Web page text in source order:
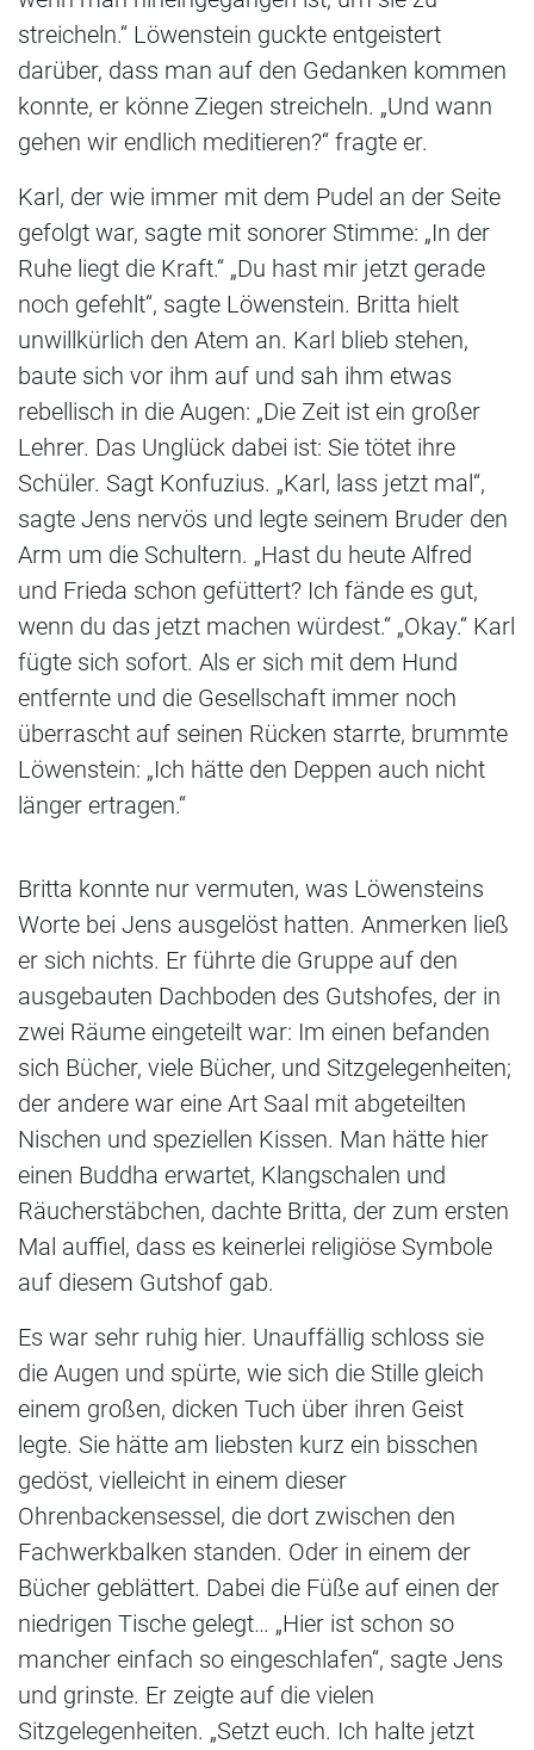
streicheln.“ Löwenstein guckte entgeistert
darüber, dass man auf den Gedanken kommen
konnte, er könne Ziegen streicheln. „Und wann
gehen wir endlich meditieren?“ fragte er.
Karl, der wie immer mit dem Pudel an der Seite
gefolgt war, sagte mit sonorer Stimme: „In der
Ruhe liegt die Kraft.“ „Du hast mir jetzt gerade
noch gefehlt“, sagte Löwenstein. Britta hielt
unwillkürlich den Atem an. Karl blieb stehen,
baute sich vor ihm auf und sah ihm etwas
rebellisch in die Augen: „Die Zeit ist ein großer
Lehrer. Das Unglück dabei ist: Sie tötet ihre
Schüler. Sagt Konfuzius. „Karl, lass jetzt mal“,
sagte Jens nervös und legte seinem Bruder den
Arm um die Schultern. „Hast du heute Alfred
und Frieda schon gefüttert? Ich fände es gut,
wenn du das jetzt machen würdest.“ „Okay.“ Karl
fügte sich sofort. Als er sich mit dem Hund
entfernte und die Gesellschaft immer noch
überrascht auf seinen Rücken starrte, brummte
Löwenstein: „Ich hätte den Deppen auch nicht
länger ertragen.“
Britta konnte nur vermuten, was Löwensteins
Worte bei Jens ausgelöst hatten. Anmerken ließ
er sich nichts. Er führte die Gruppe auf den
ausgebauten Dachboden des Gutshofes, der in
zwei Räume eingeteilt war: Im einen befanden
sich Bücher, viele Bücher, und Sitzgelegenheiten;
der andere war eine Art Saal mit abgeteilten
Nischen und speziellen Kissen. Man hätte hier
einen Buddha erwartet, Klangschalen und
Räucherstäbchen, dachte Britta, der zum ersten
Mal auffiel, dass es keinerlei religiöse Symbole
auf diesem Gutshof gab.
Es war sehr ruhig hier. Unauffällig schloss sie
die Augen und spürte, wie sich die Stille gleich
einem großen, dicken Tuch über ihren Geist
legte. Sie hätte am liebsten kurz ein bisschen
gedöst, vielleicht in einem dieser
Ohrenbackensessel, die dort zwischen den
Fachwerkbalken standen. Oder in einem der
Bücher geblättert. Dabei die Füße auf einen der
niedrigen Tische gelegt… „Hier ist schon so
mancher einfach so eingeschlafen“, sagte Jens
und grinste. Er zeigte auf die vielen
Sitzgelegenheiten. „Setzt euch. Ich halte jetzt